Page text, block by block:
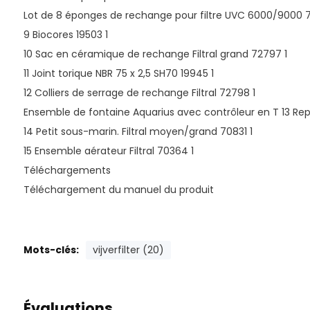
Lot de 8 éponges de rechange pour filtre UVC 6000/9000
9 Biocores 19503 1
10 Sac en céramique de rechange Filtral grand 72797 1
11 Joint torique NBR 75 x 2,5 SH70 19945 1
12 Colliers de serrage de rechange Filtral 72798 1
Ensemble de fontaine Aquarius avec contrôleur en T 13
14 Petit sous-marin. Filtral moyen/grand 70831 1
15 Ensemble aérateur Filtral 70364 1
Téléchargements
Téléchargement du manuel du produit
Mots-clés: vijverfilter (20)